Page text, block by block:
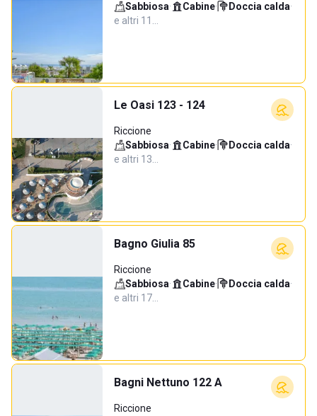
Sabbiosa· Cabine· Doccia calda·
e altri 11…
Le Oasi 123 - 124
Riccione
Sabbiosa· Cabine· Doccia calda·
e altri 13…
Bagno Giulia 85
Riccione
Sabbiosa· Cabine· Doccia calda·
e altri 17…
Bagni Nettuno 122 A
Riccione